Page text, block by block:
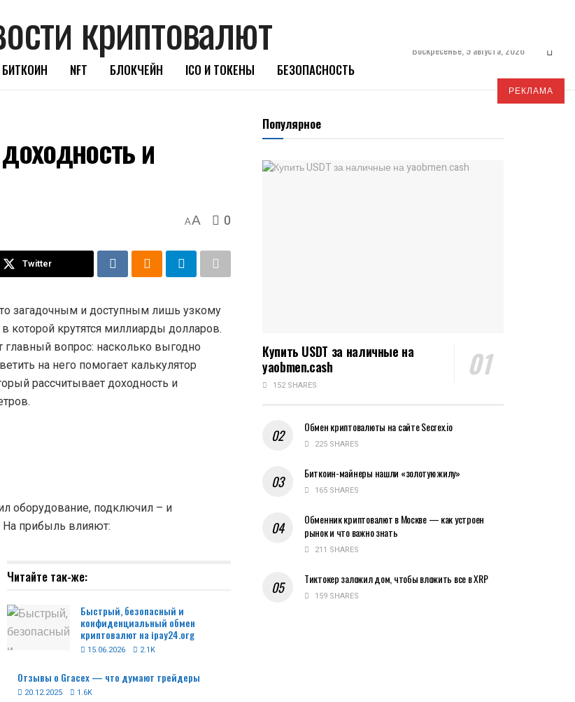
БИТКОИН NFT БЛОКЧЕЙН ICO И ТОКЕНЫ БЕЗОПАСНОСТЬ
Воскресенье, 9 августа, 2026
РЕКЛАМА
и
AA 0
Twitter
загадочным и доступным лишь узкому
в которой крутятся миллиарды долларов.
главный вопрос: насколько выгодно
на него помогает калькулятор
рассчитывает доходность и
оборудование, подключил – и
На прибыль влияют:
Читайте так-же:
Быстрый, безопасный и
конфиденциальный обмен
криптовалют на ipay24.org
15.06.2026 2.1K
Отзывы о Gracex — что думают трейдеры
20.12.2025 1.6K
Популярное
Купить USDT за наличные на
yaobmen.cash
152 SHARES
Обмен криптовалюты на сайте Secrex.io
225 SHARES
Биткоин-майнеры нашли «золотую жилу»
165 SHARES
Обменник криптовалют в Москве — как устроен
рынок и что важно знать
211 SHARES
Тиктокер заложил дом, чтобы вложить все в XRP
159 SHARES